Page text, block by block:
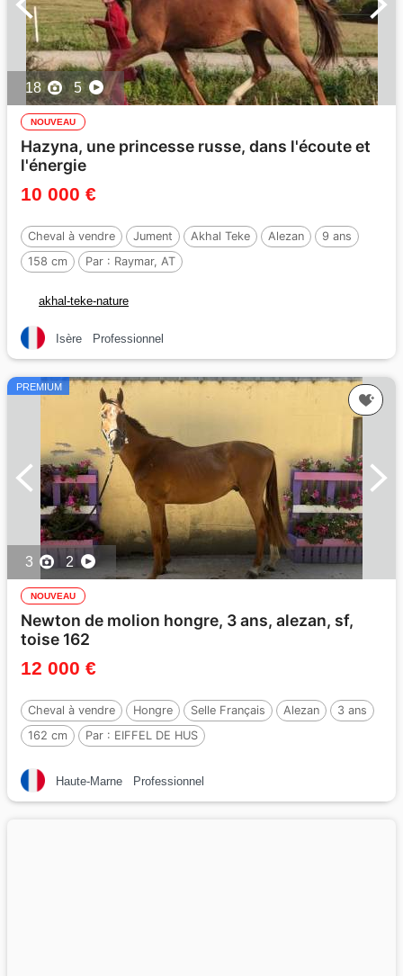
18 5
NOUVEAU
Hazyna, une princesse russe, dans l'écoute et
l'énergie
10 000 €
Cheval à vendre Jument Akhal Teke Alezan
9 ans
158 cm
Par : Raymar, AT
akhal-teke-nature
Isère Professionnel
PREMIUM
3 2
NOUVEAU
Newton de molion hongre, 3 ans, alezan, sf,
toise 162
12 000 €
Cheval à vendre Hongre Selle Français Alezan
3 ans
162 cm
Par : EIFFEL DE HUS
Haute-Marne Professionnel